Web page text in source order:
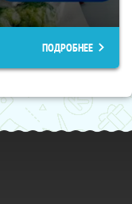
ПОДРОБНЕЕ